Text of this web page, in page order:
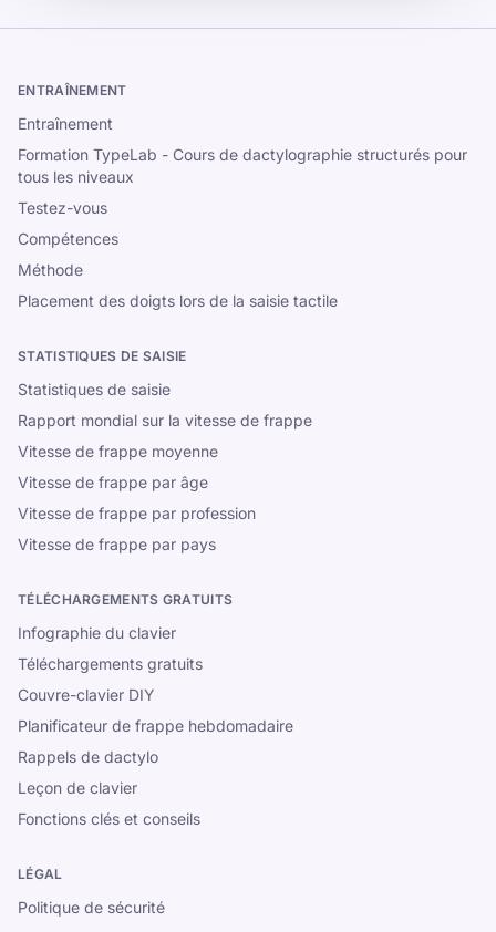
ENTRAÎNEMENT
Entraînement
Formation TypeLab - Cours de dactylographie structurés pour
tous les niveaux
Testez-vous
Compétences
Méthode
Placement des doigts lors de la saisie tactile
STATISTIQUES DE SAISIE
Statistiques de saisie
Rapport mondial sur la vitesse de frappe
Vitesse de frappe moyenne
Vitesse de frappe par âge
Vitesse de frappe par profession
Vitesse de frappe par pays
TÉLÉCHARGEMENTS GRATUITS
Infographie du clavier
Téléchargements gratuits
Couvre-clavier DIY
Planificateur de frappe hebdomadaire
Rappels de dactylo
Leçon de clavier
Fonctions clés et conseils
LÉGAL
Politique de sécurité